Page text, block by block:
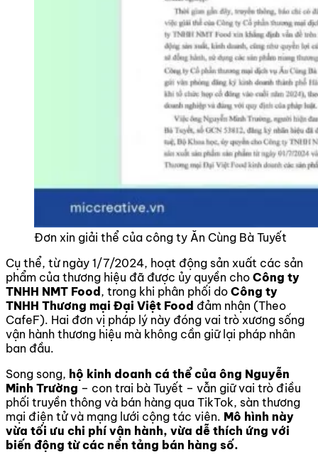
Đơn xin giải thể của công ty Ăn Cùng Bà Tuyết
Cụ thể, từ ngày 1/7/2024, hoạt động sản xuất các sản
phẩm của thương hiệu đã được ủy quyền cho Công ty
TNHH NMT Food, trong khi phân phối do Công ty
TNHH Thương mại Đại Việt Food đảm nhận (Theo
CafeF). Hai đơn vị pháp lý này đóng vai trò xương sống
vận hành thương hiệu mà không cần giữ lại pháp nhân
ban đầu.
Song song, hộ kinh doanh cá thể của ông Nguyễn
Minh Trường – con trai bà Tuyết – vẫn giữ vai trò điều
phối truyền thông và bán hàng qua TikTok, sàn thương
mại điện tử và mạng lưới cộng tác viên. Mô hình này
vừa tối ưu chi phí vận hành, vừa dễ thích ứng với
biến động từ các nền tảng bán hàng số.